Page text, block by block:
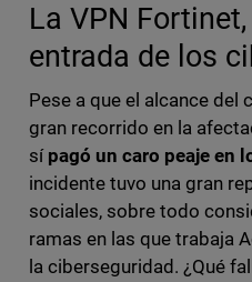
La VPN
entrada de los
Pese a que el alcance del
gran recorrido en la
sí pagó un caro peaje en
incidente tuvo una gran
sociales, sobre todo
ramas en las que trabaja
la ciberseguridad. ¿Qué